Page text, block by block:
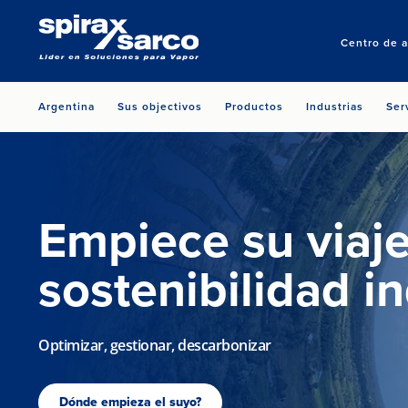
Centro de
Argentina Sus objectivos Productos Industrias
Empiece su
sostenibilidad
Optimizar, gestionar, descarbonizar
Dónde empieza el suyo?